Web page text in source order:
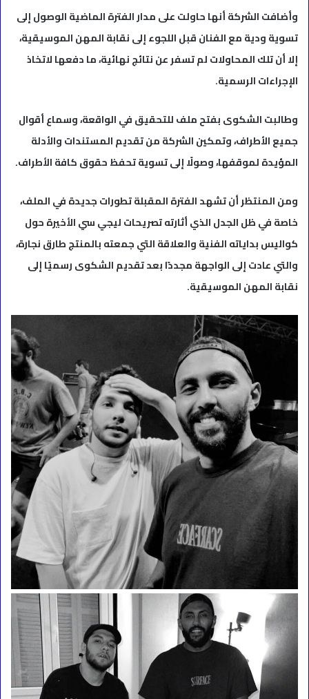
وأضافت الشركة أنها حاولت على مدار الفترة الماضية الوصول إلى
تسوية ودية مع الفنان قبل اللجوء إلى نقابة المهن الموسيقية،
إلا أن تلك المحاولات لم تسفر عن نتائج نهائية، ما دفعها لاتخاذ
الإجراءات الرسمية.
وطالبت الشكوى بفتح ملف للتحقيق في الواقعة، وسماع أقوال
جميع الأطراف، وتمكين الشركة من تقديم المستندات والأدلة
المؤيدة لموقفها، وصولًا إلى تسوية تحفظ حقوق كافة الأطراف.
ومن المنتظر أن تشهد الفترة المقبلة تطورات جديدة في الملف،
خاصة في ظل الجدل الذي أثارته تصريحات ليجي سي الأخيرة حول
كواليس بداياته الفنية والعلاقة التي جمعته بالمنتج طارق نجارة،
والتي عادت إلى الواجهة مجددًا بعد تقديم الشكوى رسميًا إلى
نقابة المهن الموسيقية.